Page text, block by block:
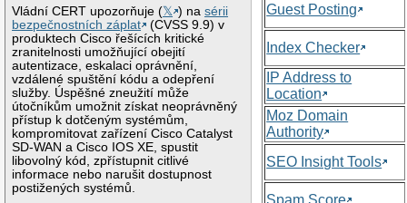
Vládní CERT upozorňuje (𝕏 ) nasérii
bezpečnostních záplat
(CVSS 9.9) v
produktech Cisco řešících kritické
zranitelnosti umožňující obejití
autentizace, eskalaci oprávnění,
vzdálené spuštění kódu a odepření
služby. Úspěšné zneužití může
útočníkům umožnit získat neoprávněný
přístup k dotčeným systémům,
kompromitovat zařízení Cisco Catalyst
SD-WAN a Cisco IOS XE, spustit
libovolný kód, zpřístupnit citlivé
informace nebo narušit dostupnost
postižených systémů.
Guest Posting
Index Checker
IP Address to
Location
Moz Domain
Authority
SEO Insight Tools
Spam Score